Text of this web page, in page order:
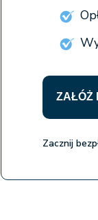
ZAŁÓŻ
Zacznij